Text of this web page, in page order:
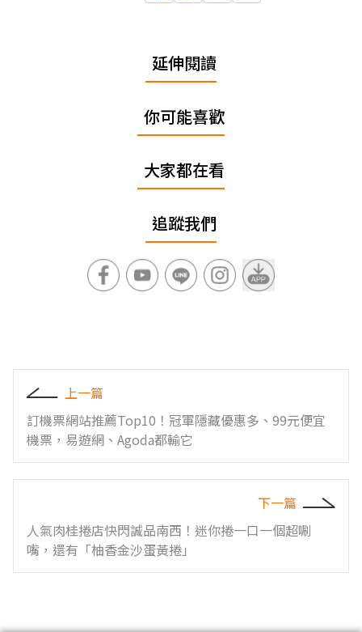
延伸閱讀
你可能喜歡
大家都在看
追蹤我們
上一篇
訂機票網站推薦Top10！冠軍隱藏優惠多、99元便宜
機票，易遊網、Agoda都輸它
下一篇
人氣肉桂捲店快閃誠品南西！迷你捲一口一個超唰
嘴，還有「柚香金沙蛋黃捲」